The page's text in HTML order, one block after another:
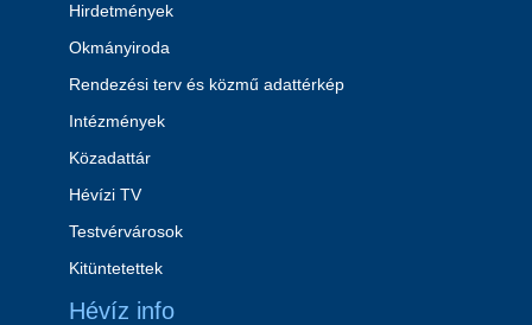
Hirdetmények
Okmányiroda
Rendezési terv és közmű adattérkép
Intézmények
Közadattár
Hévízi TV
Testvérvárosok
Kitüntetettek
Hévíz info